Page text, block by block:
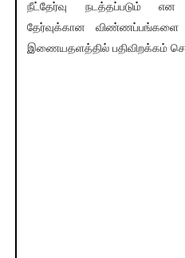
நீட்தேர்வு நடத்தப்படும் என
தேர்வுக்கான
இணையதளத்தில் பதிவிறக்கம்